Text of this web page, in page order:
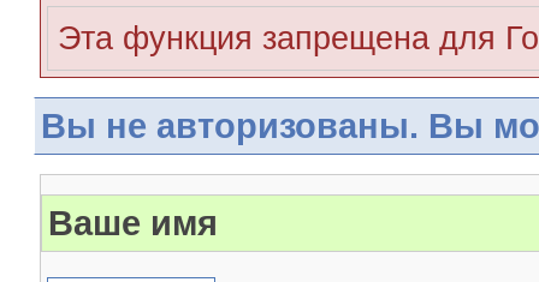
Эта функция запрещена для
Вы не авторизованы. Вы
Ваше имя